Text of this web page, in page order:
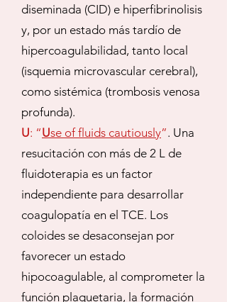
diseminada (CID) e hiperfibrinolisis
y, por un estado más tardío de
hipercoagulabilidad, tanto local
(isquemia microvascular cerebral),
como sistémica (trombosis venosa
profunda).
U: “Use of fluids cautiously”. Una
resucitación con más de 2 L de
fluidoterapia es un factor
independiente para desarrollar
coagulopatía en el TCE. Los
coloides se desaconsejan por
favorecer un estado
hipocoagulable, al comprometer la
función plaquetaria, la formación